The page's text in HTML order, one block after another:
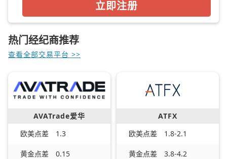
立即注册
热门经纪商推荐
查看全部交易平台 >>
AVATrade爱华
欧美点差
1.3
黄金点差 0.15
ATFX
欧美点差
1.8-2.1
黄金点差 3.8-4.2